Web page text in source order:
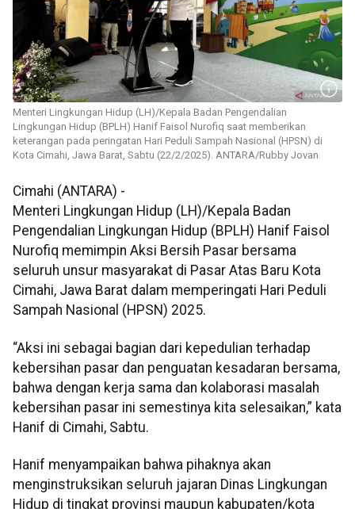
Menteri Lingkungan Hidup (LH)/Kepala Badan Pengendalian
Lingkungan Hidup (BPLH) Hanif Faisol Nurofiq saat memberikan
keterangan pada peringatan Hari Peduli Sampah Nasional (HPSN) di
Kota Cimahi, Jawa Barat, Sabtu (22/2/2025). ANTARA/Rubby Jovan
Cimahi (ANTARA) -
Menteri Lingkungan Hidup (LH)/Kepala Badan
Pengendalian Lingkungan Hidup (BPLH) Hanif Faisol
Nurofiq memimpin Aksi Bersih Pasar bersama
seluruh unsur masyarakat di Pasar Atas Baru Kota
Cimahi, Jawa Barat dalam memperingati Hari Peduli
Sampah Nasional (HPSN) 2025.
“Aksi ini sebagai bagian dari kepedulian terhadap
kebersihan pasar dan penguatan kesadaran bersama,
bahwa dengan kerja sama dan kolaborasi masalah
kebersihan pasar ini semestinya kita selesaikan,” kata
Hanif di Cimahi, Sabtu.
Hanif menyampaikan bahwa pihaknya akan
menginstruksikan seluruh jajaran Dinas Lingkungan
Hidup di tingkat provinsi maupun kabupaten/kota